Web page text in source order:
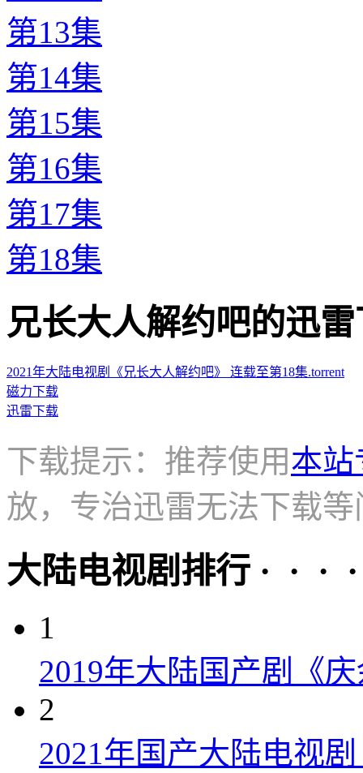
第13集
第14集
第15集
第16集
第17集
第18集
兄长大人解约吧的迅雷
2021年大陆电视剧《兄长大人解约吧》 连载至第18集.torrent
磁力下载
迅雷下载
下载提示：推荐使用本站
放，专治迅雷无法下载等
大陆电视剧排行 · · ·
1
2019年大陆国产剧《
2
2021年国产大陆电视